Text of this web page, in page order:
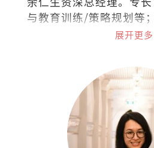
与教育训练/策略规划等
情、创智慧、成就人。
展开更多